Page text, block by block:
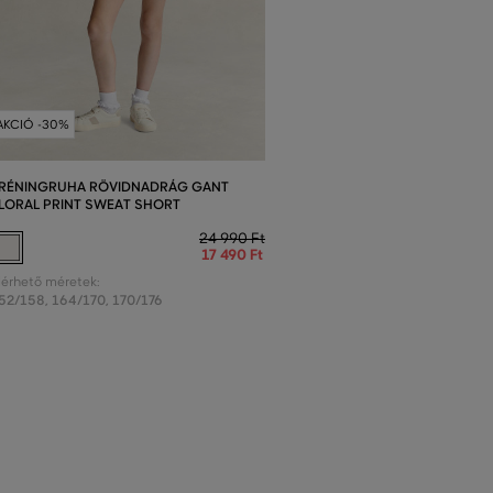
-30%
RÖVIDNADRÁG GANT
PRINT SWEAT SHORT
24 990 Ft
17 490 Ft
méretek:
158, 164/170, 170/176